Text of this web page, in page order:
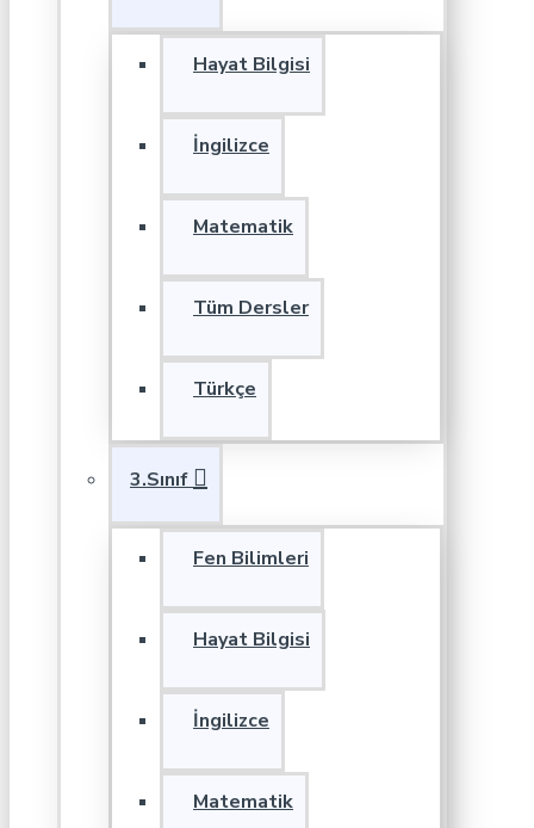
Hayat Bilgisi
İngilizce
Matematik
Tüm Dersler
Türkçe
3.Sınıf
Fen Bilimleri
Hayat Bilgisi
İngilizce
Matematik